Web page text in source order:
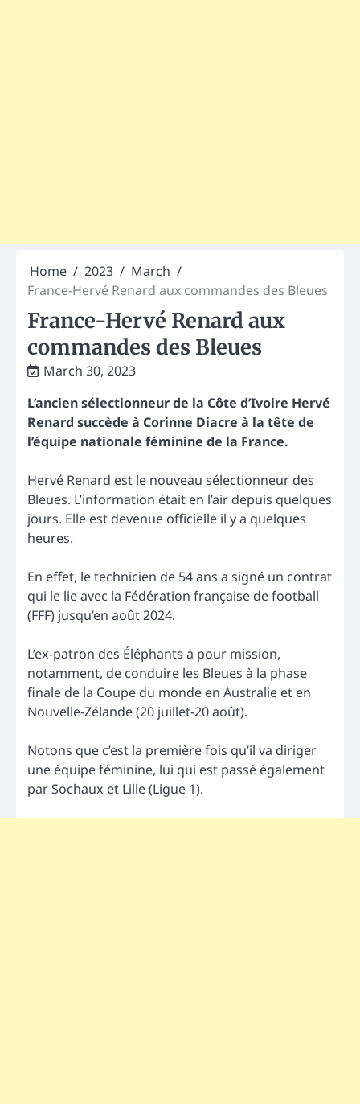
Home 2023
March
France-Hervé Renard aux commandes des Bleues
France-Hervé Renard aux
commandes des Bleues
March 30, 2023
L’ancien sélectionneur de la Côte d’Ivoire Hervé
Renard succède à Corinne Diacre à la tête de
l’équipe nationale féminine de la France.
Hervé Renard est le nouveau sélectionneur des
Bleues. L’information était en l’air depuis quelques
jours. Elle est devenue officielle il y a quelques
heures.
En effet, le technicien de 54 ans a signé un contrat
qui le lie avec la Fédération française de football
(FFF) jusqu’en août 2024.
L’ex-patron des Éléphants a pour mission,
notamment, de conduire les Bleues à la phase
finale de la Coupe du monde en Australie et en
Nouvelle-Zélande (20 juillet-20 août).
Notons que c’est la première fois qu’il va diriger
une équipe féminine, lui qui est passé également
par Sochaux et Lille (Ligue 1).